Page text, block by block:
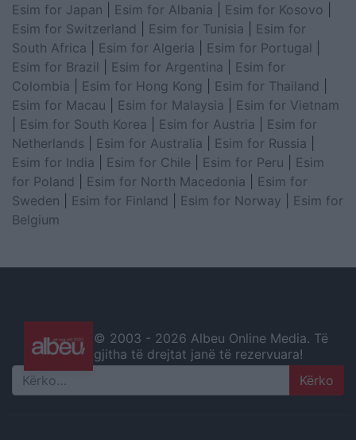
Esim for Japan
Esim for Albania Esim for Kosovo
Esim for Switzerland
Esim for Tunisia
Esim for
South Africa
Esim for Algeria Esim for Portugal
Esim for Brazil
Esim for Argentina
Esim for
Colombia
Esim for Hong Kong Esim for Thailand
Esim for Macau
Esim for Malaysia
Esim for Vietnam
Esim for South Korea Esim for Austria
Esim for
Netherlands
Esim for Australia Esim for Russia
Esim for India
Esim for Chile Esim for Peru
Esim
for Poland
Esim for North Macedonia
Esim for
Sweden
Esim for Finland Esim for Norway
Esim for
Belgium
© 2003 - 2026 Albeu Online Media. Të
gjitha të drejtat janë të rezervuara!
Search